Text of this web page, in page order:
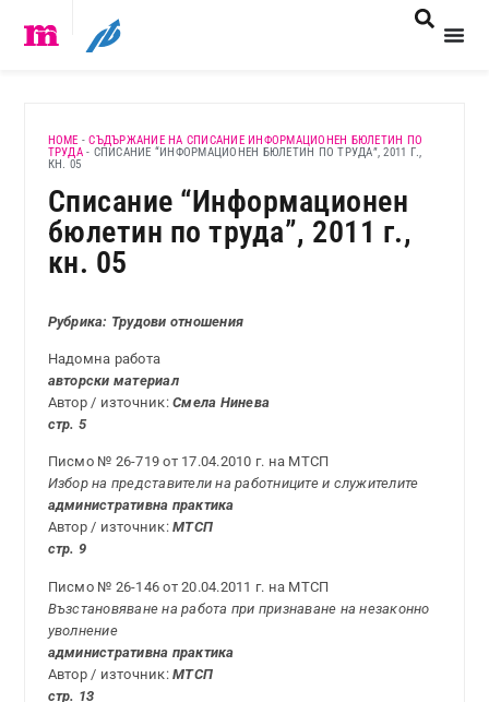
HOME -СЪДЪРЖАНИЕ НА СПИСАНИЕ ИНФОРМАЦИОНЕН БЮЛЕТИН ПО
ТРУДА- СПИСАНИЕ “ИНФОРМАЦИОНЕН БЮЛЕТИН ПО ТРУДА”, 2011 Г.,
КН. 05
Списание “Информационен
бюлетин по труда”, 2011 г.,
кн. 05
Рубрика: Трудови отношения
Надомна работа
авторски материал
Автор / източник:Смела Нинева
стр. 5
Писмо № 26-719 от 17.04.2010 г. на МТСП
Избор на представители на работниците и служителите
административна практика
Автор / източник:МТСП
стр. 9
Писмо № 26-146 от 20.04.2011 г. на МТСП
Възстановяване на работа при признаване на незаконно
уволнение
административна практика
Автор / източник:МТСП
стр. 13